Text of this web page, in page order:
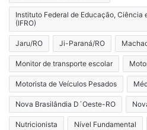
Instituto Federal de Educação, Ciência
(IFRO)
Jaru/RO Ji-Paraná/RO
Monitor de transporte escolar
Motorista de Veículos Pesados
Nova Brasilândia D´Oeste-RO
Nutricionista Nível Fundamental